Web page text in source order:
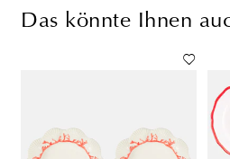
Das könnte Ihnen